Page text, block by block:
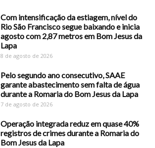
Com intensificação da estiagem, nível do
Rio São Francisco segue baixando e inicia
agosto com 2,87 metros em Bom Jesus da
Lapa
8 de agosto de 2026
Pelo segundo ano consecutivo, SAAE
garante abastecimento sem falta de água
durante a Romaria do Bom Jesus da Lapa
7 de agosto de 2026
Operação integrada reduz em quase 40%
registros de crimes durante a Romaria do
Bom Jesus da Lapa